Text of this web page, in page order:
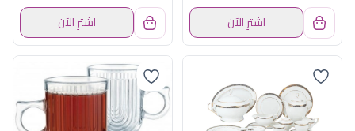
اشترِ الآن
اشترِ الآن